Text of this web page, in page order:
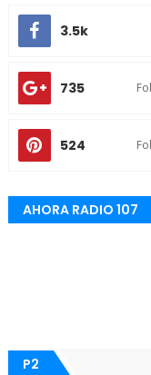
3.5k
735
524
AHORA RADIO 107
P2